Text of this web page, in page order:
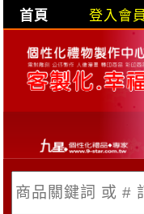
首頁 登入會員
目前購
X